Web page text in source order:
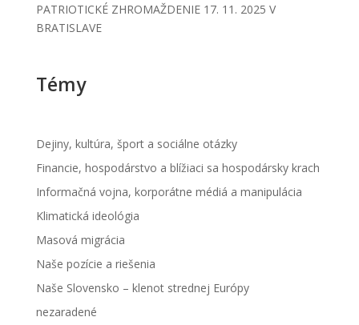
PATRIOTICKÉ ZHROMAŽDENIE 17. 11. 2025 V
BRATISLAVE
Témy
Dejiny, kultúra, šport a sociálne otázky
Financie, hospodárstvo a blížiaci sa hospodársky krach
Informačná vojna, korporátne médiá a manipulácia
Klimatická ideológia
Masová migrácia
Naše pozície a riešenia
Naše Slovensko – klenot strednej Európy
nezaradené